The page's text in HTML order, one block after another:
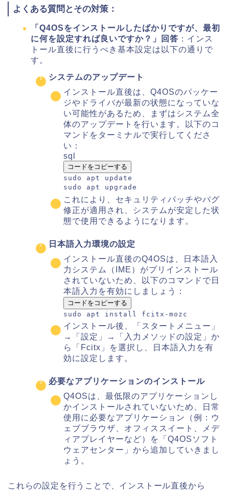
よくある質問とその対策：
「Q4OSをインストールしたばかりですが、最初
に何を設定すれば良いですか？」
回答 ：インス
トール直後に行うべき基本設定は以下の通りで
す。
システムのアップデート
インストール直後は、Q4OSのパッケー
ジやドライバが最新の状態になっていな
い可能性があるため、まずはシステム全
体のアップデートを行います。以下のコ
マンドをターミナルで実行してくださ
い：
sql
コードをコピーする
sudo apt update
sudo apt upgrade
これにより、セキュリティパッチやバグ
修正が適用され、システムが安定した状
態で使用できるようになります。
日本語入力環境の設定
インストール直後のQ4OSは、日本語入
力システム（IME）がプリインストール
されていないため、以下のコマンドで日
本語入力を有効にしましょう：
コードをコピーする
sudo apt install fcitx-mozc
インストール後、「スタートメニュー」
→「設定」→「入力メソッドの設定」か
ら「Fcitx」を選択し、日本語入力を有
効に設定します。
必要なアプリケーションのインストール
Q4OSは、最低限のアプリケーションし
かインストールされていないため、日常
使用に必要なアプリケーション（例：ウ
ェブブラウザ、オフィススイート、メデ
ィアプレイヤーなど）を「Q4OSソフト
ウェアセンター」から追加していきまし
ょう。
これらの設定を行うことで、インストール直後から